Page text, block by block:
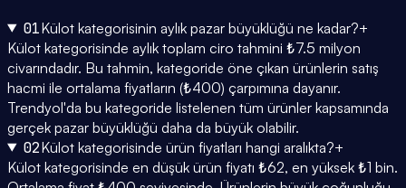
01Külot kategorisinin aylık pazar büyüklüğü ne kadar?+
Külot kategorisinde aylık toplam ciro tahmini ₺7.5 milyon
civarındadır. Bu tahmin, kategoride öne çıkan ürünlerin satış
hacmi ile ortalama fiyatların (₺400) çarpımına dayanır.
Trendyol'da bu kategoride listelenen tüm ürünler kapsamında
gerçek pazar büyüklüğü daha da büyük olabilir.
02Külot kategorisinde ürün fiyatları hangi aralıkta?+
Külot kategorisinde en düşük ürün fiyatı ₺62, en yüksek ₺1 bin.